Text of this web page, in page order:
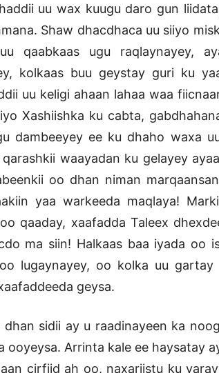
uu wax kuugu daro gun liidata,
Shaw dhacdhaca uu siiyo
qaabkaas ugu raqlaynayey,
kolkaas buu geystay guri ku
uu keligi ahaan lahaa waa
Xashiishka ku cabta,
dambeeyey ee ku dhaho waxa
waayadan ku gelayey
oo dhan niman
yaa warkeeda maqlaya!
qaaday, xaafadda Taleex
ma siin! Halkaas baa iyada oo
lugaynayey, oo kolka uu gartay
geysa.
sidii ay u raadinayeen ka
ooyeysa. Arrinta kale ee haysatay
cirfiid ah oo, naxariistu ku